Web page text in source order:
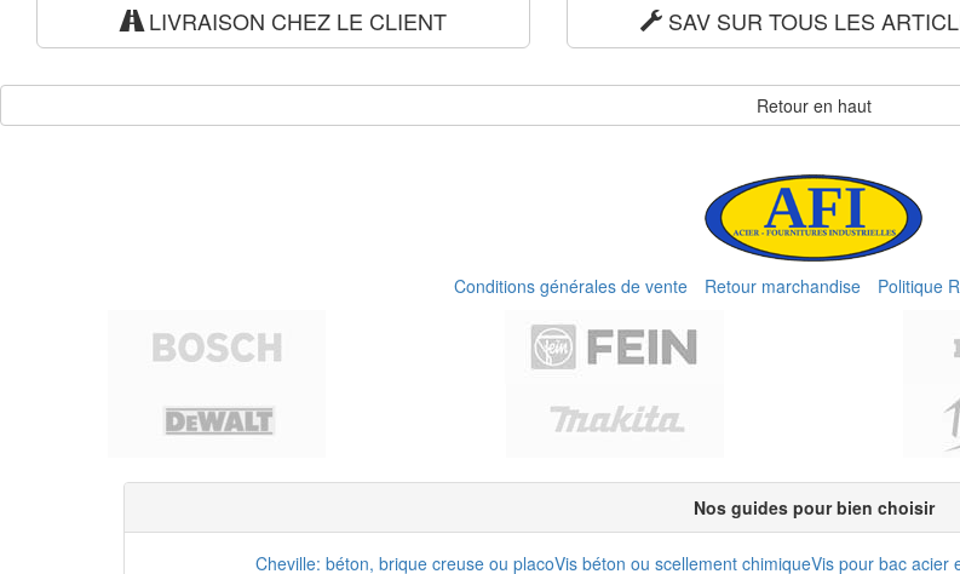
LIVRAISON CHEZ LE CLIENT SAV SUR TOUS LES
Retour en haut
Conditions générales de vente Retour marchandise Politique
Nos guides pour bien choisir
Cheville: béton, brique creuse ou placoVis béton ou scellement chimiqueVis pour bac acier